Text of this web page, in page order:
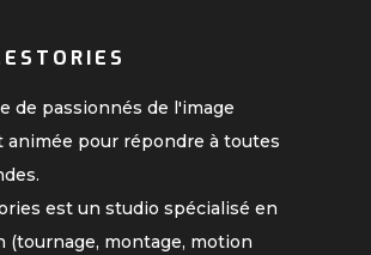
de passionnés de l'image
animée pour répondre à toutes
est un studio spécialisé en
(tournage, montage, motion